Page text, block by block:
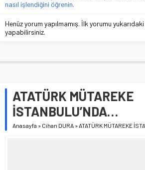
nasıl işlendiğini öğrenin.
Henüz yorum yapılmamış. İlk yorumu yukarıdaki
yapabilirsiniz.
ATATÜRK MÜTAREKE
İSTANBULU’NDA…
Anasayfa » Cihan DURA »ATATÜRK MÜTAREKE